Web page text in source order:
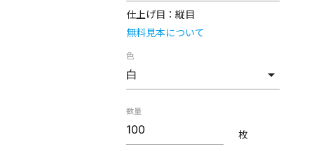
仕上げ目： 縦目
無料見本について
色
数量
枚